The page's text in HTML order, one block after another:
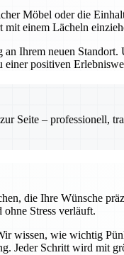
Möbel oder die
einem Lächeln
Ihrem neuen Standort.
positiven
Seite – professionell,
die Ihre Wünsche
Stress verläuft.
wissen, wie wichtig
Jeder Schritt wird mit